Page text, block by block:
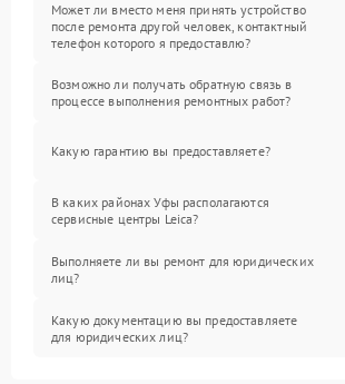
Может ли вместо меня принять устройство
после ремонта другой человек, контактный
телефон которого я предоставлю?
Возможно ли получать обратную связь в
процессе выполнения ремонтных работ?
Какую гарантию вы предоставляете?
В каких районах Уфы располагаются
сервисные центры Leica?
Выполняете ли вы ремонт для юридических
лиц?
Какую документацию вы предоставляете
для юридических лиц?